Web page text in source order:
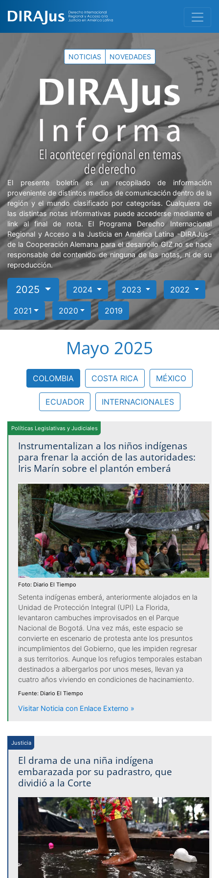
NOTICIAS NOVEDADES
El presente boletín es un recopilado de información
proveniente de distintos medios de comunicación dentro de la
región y el mundo clasificado por categorías. Cualquiera de
las distintas notas informativas puede accederse mediante el
link al final de nota. El Programa Derecho Internacional
Regional y Acceso a la Justicia en América Latina -DIRAJus-
de la Cooperación Alemana para el desarrollo GIZ no se hace
responsable del contenido de ninguna de las notas, ni de su
reproducción.
2025 2024 2023 2022
2021 2020 2019
Mayo 2025
COLOMBIA COSTA RICA MÉXICO
ECUADOR INTERNACIONALES
Políticas Legislativas y Judiciales
Instrumentalizan a los niños indígenas
para frenar la acción de las autoridades:
Iris Marín sobre el plantón emberá
Foto: Diario El Tiempo
Setenta indígenas emberá, anteriormente alojados en la
Unidad de Protección Integral (UPI) La Florida,
levantaron cambuches improvisados en el Parque
Nacional de Bogotá. Una vez más, este espacio se
convierte en escenario de protesta ante los presuntos
incumplimientos del Gobierno, que les impiden regresar
a sus territorios. Aunque los refugios temporales estaban
destinados a albergarlos por unos meses, llevan ya
cuatro años viviendo en condiciones de hacinamiento.
Fuente: Diario El Tiempo
Visitar Noticia con Enlace Externo »
Justicia
El drama de una niña indígena
embarazada por su padrastro, que
dividió a la Corte